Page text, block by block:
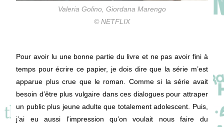
Valeria Golino, Giordana Marengo
© NETFLIX
Pour avoir lu une bonne partie du livre et ne pas avoir fini à
temps pour écrire ce papier, je dois dire que la série m’est
apparue plus crue que le roman. Comme si la série avait
besoin d’être plus vulgaire dans ces dialogues pour attraper
un public plus jeune adulte que totalement adolescent. Puis,
j’ai eu aussi l’impression qu’on voulait nous faire du